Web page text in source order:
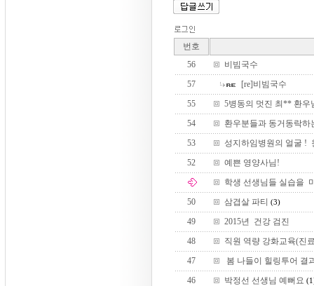
번호
56
비빔국수
57
[re]비빔국수
55
5병동의 멋진 최** 환우
54
환우분들과 동거동락
53
성지하임병원의 얼굴 !
52
예쁜 영양사님!
학생 선생님들 실습을
50
삼겹살 파티 (3)
49
2015년 건강 검진
48
직원 역량 강화교육(진
47
봄 나들이 힐링투어 결
46
박정선 선생님 예뻐요